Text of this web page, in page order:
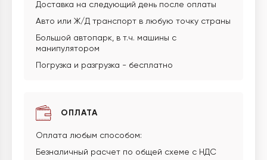
Доставка на следующий день после оплаты
Авто или Ж/Д транспорт в любую точку страны
Большой автопарк, в т.ч. машины с
манипулятором
Погрузка и разгрузка - бесплатно
ОПЛАТА
Оплата любым способом:
Безналичный расчет по общей схеме с НДС